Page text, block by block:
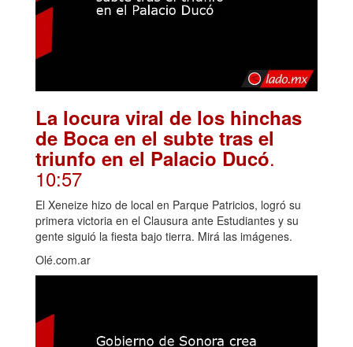
La locura viral de los hinchas
de Boca en el subte tras el
triunfo en el Palacio Ducó.
10:57
El Xeneize hizo de local en Parque Patricios, logró su
primera victoria en el Clausura ante Estudiantes y su
gente siguió la fiesta bajo tierra. Mirá las imágenes.
Olé.com.ar